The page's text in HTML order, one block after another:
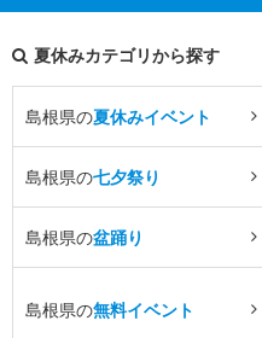
夏休みカテゴリから探す
島根県の夏休みイベント
島根県の七夕祭り
島根県の盆踊り
島根県の無料イベント